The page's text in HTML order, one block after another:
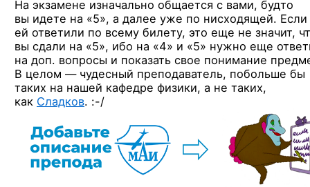
На экзамене изначально общается с вами, будто
вы идете на «5», а далее уже по нисходящей.
ей ответили по всему билету, это еще не значит,
вы сдали на «5», ибо на «4» и «5» нужно еще
на доп. вопросы и показать свое понимание
В целом — чудесный преподаватель, побольше бы
таких на нашей кафедре физики, а не таких,
как Сладков. :-/